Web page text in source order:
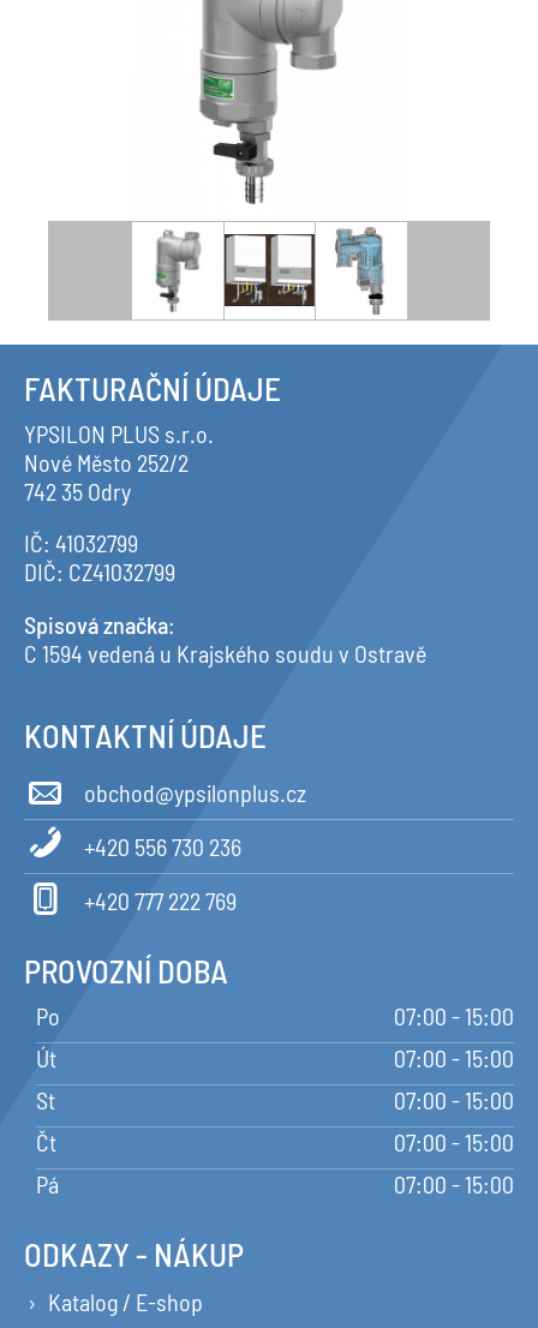
FAKTURAČNÍ ÚDAJE
YPSILON PLUS s.r.o.
Nové Město 252/2
742 35 Odry
IČ: 41032799
DIČ: CZ41032799
Spisová značka:
C 1594 vedená u Krajského soudu v Ostravě
KONTAKTNÍ ÚDAJE
obchod@ypsilonplus.cz
+420 556 730 236
+420 777 222 769
PROVOZNÍ DOBA
Po
07:00 - 15:00
Út
07:00 - 15:00
St
07:00 - 15:00
Čt
07:00 - 15:00
Pá
07:00 - 15:00
ODKAZY - NÁKUP
Katalog / E-shop